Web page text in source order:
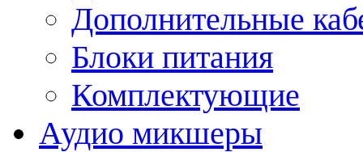
Дополнительные
Блоки питания
Комплектующие
Аудио микшеры